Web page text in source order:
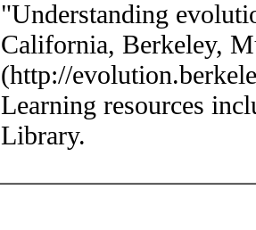
"Understanding
California, Berkeley,
(http://
Learning resources
Library.